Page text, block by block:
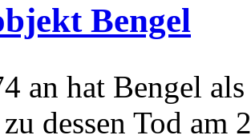
Bengel
an hat Bengel
dessen Tod am